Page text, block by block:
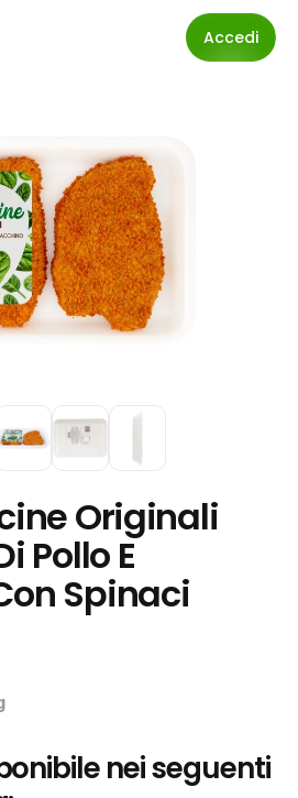
Accedi
Originali
Pollo E
Spinaci
nei seguenti